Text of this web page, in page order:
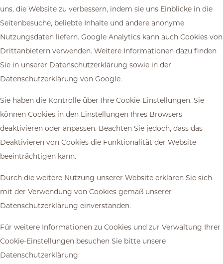
uns, die Website zu verbessern, indem sie uns Einblicke in die
Seitenbesuche, beliebte Inhalte und andere anonyme
Nutzungsdaten liefern. Google Analytics kann auch Cookies von
Drittanbietern verwenden. Weitere Informationen dazu finden
Sie in unserer Datenschutzerklärung sowie in der
Datenschutzerklärung von Google.
Sie haben die Kontrolle über Ihre Cookie-Einstellungen. Sie
können Cookies in den Einstellungen Ihres Browsers
deaktivieren oder anpassen. Beachten Sie jedoch, dass das
Deaktivieren von Cookies die Funktionalität der Website
beeinträchtigen kann.
Durch die weitere Nutzung unserer Website erklären Sie sich
mit der Verwendung von Cookies gemäß unserer
Datenschutzerklärung einverstanden.
Für weitere Informationen zu Cookies und zur Verwaltung Ihrer
Cookie-Einstellungen besuchen Sie bitte unsere
Datenschutzerklärung.